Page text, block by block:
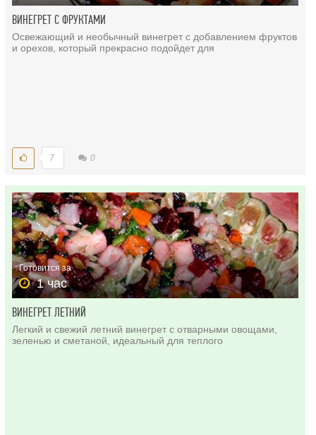
ВИНЕГРЕТ С ФРУКТАМИ
Освежающий и необычный винегрет с добавлением фруктов
и орехов, который прекрасно подойдет для
7 0
Готовится за
1 час
ВИНЕГРЕТ ЛЕТНИЙ
Легкий и свежий летний винегрет с отварными овощами,
зеленью и сметаной, идеальный для теплого